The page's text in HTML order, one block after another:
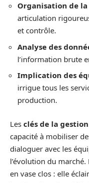
Organisation de
articulation
et contrôle.
Analyse des
l’information brute
Implication des
irrigue tous les
production.
Les clés de la
capacité à mobiliser
dialoguer avec les
l’évolution du
en vase clos : elle